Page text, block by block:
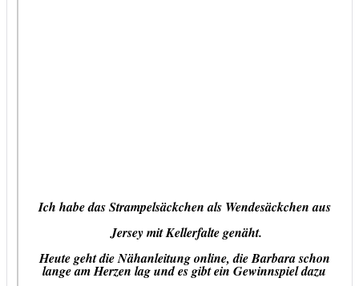
Ich habe das Strampelsäckchen als Wendesäckchen aus
Jersey mit Kellerfalte genäht.
Heute geht die Nähanleitung online, die Barbara schon
lange am Herzen lag und es gibt ein Gewinnspiel dazu